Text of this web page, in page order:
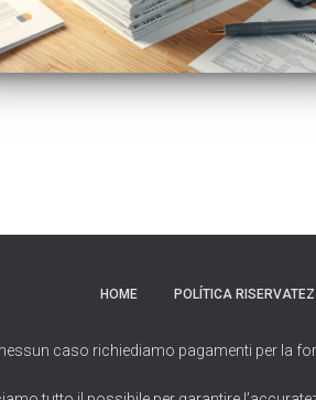
HOME POLÍTICA
caso richiediamo pagamenti per la